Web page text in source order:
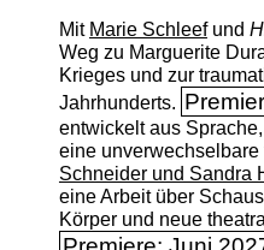
Mit Marie Schleefund
Weg zu Marguerite
Krieges und zur
Jahrhunderts.
entwickelt aus
eine
Schneider und Sandra
eine Arbeit über
Körper und neue